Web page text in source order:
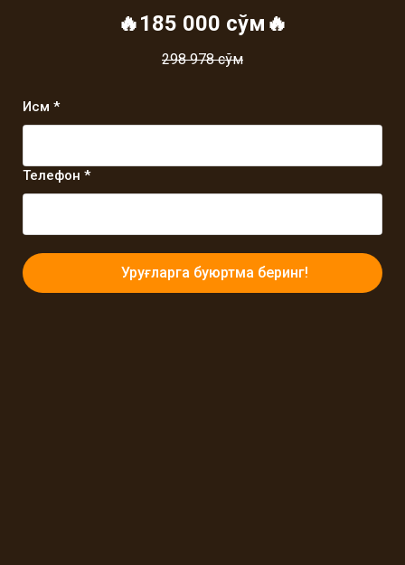
🔥185 000 сўм🔥
298 978 сўм
Исм *
Телефон *
Уруғларга буюртма беринг!